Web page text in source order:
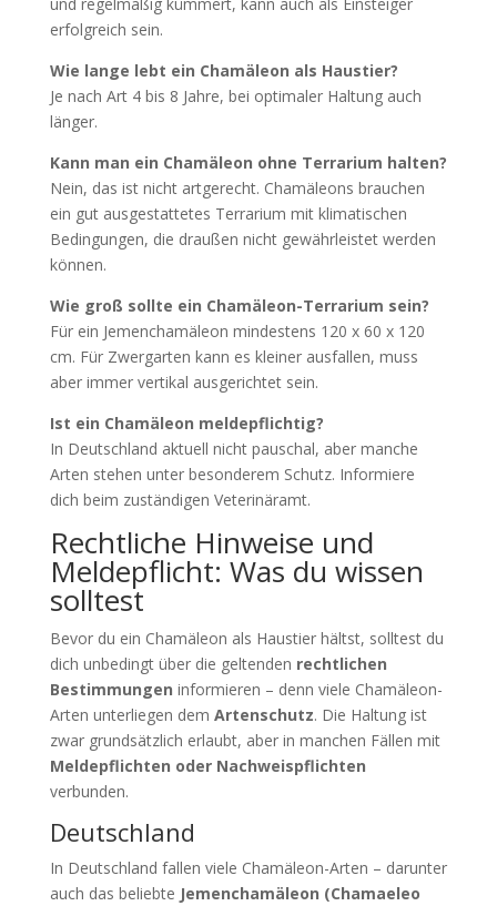
erfolgreich sein.
Wie lange lebt ein Chamäleon als Haustier?
Je nach Art 4 bis 8 Jahre, bei optimaler Haltung auch
länger.
Kann man ein Chamäleon ohne Terrarium halten?
Nein, das ist nicht artgerecht. Chamäleons brauchen
ein gut ausgestattetes Terrarium mit klimatischen
Bedingungen, die draußen nicht gewährleistet werden
können.
Wie groß sollte ein Chamäleon-Terrarium sein?
Für ein Jemenchamäleon mindestens 120 x 60 x 120
cm. Für Zwergarten kann es kleiner ausfallen, muss
aber immer vertikal ausgerichtet sein.
Ist ein Chamäleon meldepflichtig?
In Deutschland aktuell nicht pauschal, aber manche
Arten stehen unter besonderem Schutz. Informiere
dich beim zuständigen Veterinäramt.
Rechtliche Hinweise und
Meldepflicht: Was du wissen
solltest
Bevor du ein Chamäleon als Haustier hältst, solltest du
dich unbedingt über die geltenden rechtlichen
Bestimmungen informieren – denn viele Chamäleon-
Arten unterliegen dem Artenschutz. Die Haltung ist
zwar grundsätzlich erlaubt, aber in manchen Fällen mit
Meldepflichten oder Nachweispflichten
verbunden.
Deutschland
In Deutschland fallen viele Chamäleon-Arten – darunter
auch das beliebte Jemenchamäleon (Chamaeleo